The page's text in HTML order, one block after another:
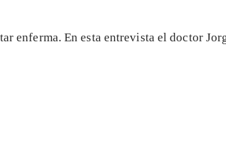
enferma. En esta entrevista el doctor